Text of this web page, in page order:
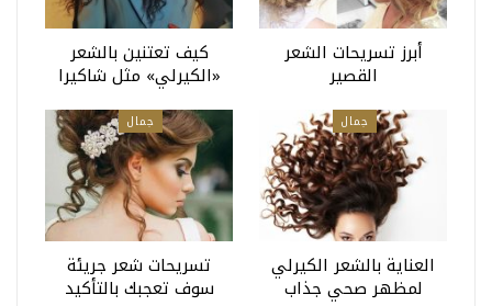
أبرز تسريحات الشعر
القصير
كيف تعتنين بالشعر
«الكيرلي» مثل شاكيرا
جمال
العناية بالشعر الكيرلي
لمظهر صحي جذاب
جمال
تسريحات شعر جريئة
سوف تعجبك بالتأكيد